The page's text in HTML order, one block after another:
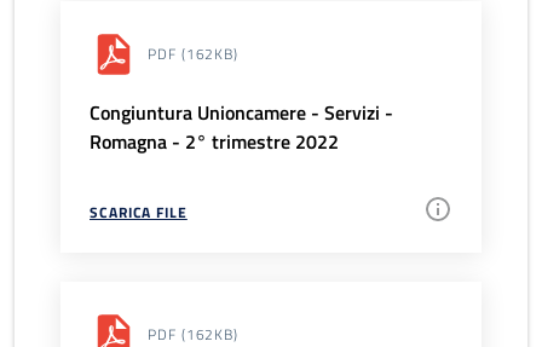
PDF (162KB)
Congiuntura Unioncamere - Servizi -
Romagna - 2° trimestre 2022
SCARICA FILE
PDF (162KB)